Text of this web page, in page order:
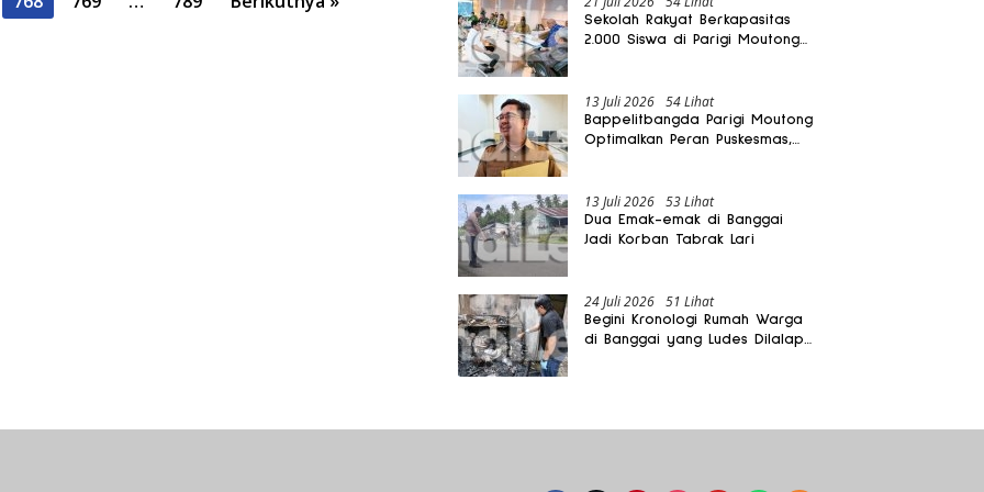
Sekolah Rakyat Berkapasitas
2.000 Siswa di Parigi Moutong
13 Juli 2026 54 Lihat
Bappelitbangda Parigi Moutong
Optimalkan Peran Puskesmas,
13 Juli 2026 53 Lihat
Dua Emak-emak di Banggai
Jadi Korban Tabrak Lari
24 Juli 2026 51 Lihat
Begini Kronologi Rumah Warga
di Banggai yang Ludes Dilalap